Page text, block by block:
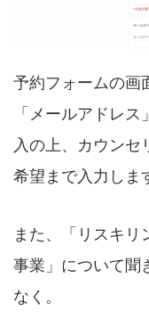
予約フォームの画
「メールアドレ
入の上、カウンセ
希望まで入力しま
また、「リスキリ
事業」について聞
なく。